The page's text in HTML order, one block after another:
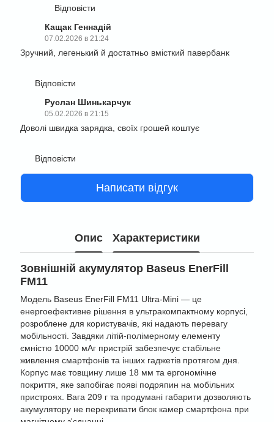
Відповісти
Кащак Геннадій
07.02.2026 в 21:24
Зручний, легенький й достатньо вмісткий павербанк
Відповісти
Руслан Шинькарчук
05.02.2026 в 21:15
Доволі швидка зарядка, своїх грошей коштує
Відповісти
Написати відгук
Опис Характеристики
Зовнішній акумулятор Baseus EnerFill
FM11
Модель Baseus EnerFill FM11 Ultra-Mini — це
енергоефективне рішення в ультракомпактному корпусі,
розроблене для користувачів, які надають перевагу
мобільності. Завдяки літій-полімерному елементу
ємністю 10000 мАг пристрій забезпечує стабільне
живлення смартфонів та інших гаджетів протягом дня.
Корпус має товщину лише 18 мм та ергономічне
покриття, яке запобігає появі подряпин на мобільних
пристроях. Вага 209 г та продумані габарити дозволяють
акумулятору не перекривати блок камер смартфона при